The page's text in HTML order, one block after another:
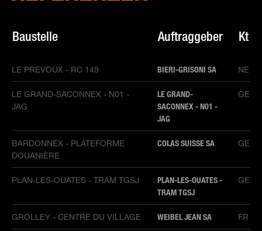
Baustelle Auftraggeber Kt
LE PREVOUX - RC 149 BIERI-GRISONI SA NE
LE GRAND-SACONNEX - N01 -
JAG
LE GRAND-
SACONNEX - N01 -
JAG
GE
BARDONNEX - PLATEFORME
DOUANIÈRE
COLAS SUISSE SA GE
PLAN-LES-OUATES - TRAM TGSJ
PLAN-LES-OUATES -
TRAM TGSJ
GE
GROLLEY - CENTRE DU VILLAGE WEIBEL JEAN SA FR